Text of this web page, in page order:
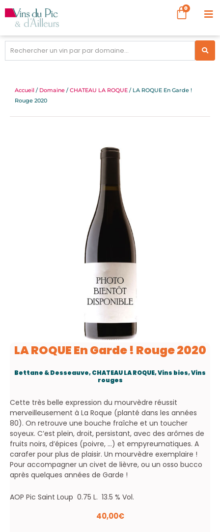
au
contenu
0
Accueil / Domaine / CHATEAU LA ROQUE / LA ROQUE En Garde !
Rouge 2020
LA ROQUE En Garde ! Rouge 2020
Bettane & Desseauve,CHATEAU LA ROQUE,Vins bios,Vins
rouges
Cette très belle expression du mourvèdre réussit
merveilleusement à La Roque (planté dans les années
80). On retrouve une bouche fraîche et un toucher
soyeux. C’est plein, droit, persistant, avec des arômes de
fruits noirs, d’épices (poivre, …) et empyreumatiques. A
carafer pour plus de plaisir. Un mourvèdre exemplaire !
Pour accompagner un civet de lièvre, ou un osso bucco
après quelques années de Garde !
AOP Pic Saint Loup 0.75 L. 13.5 % Vol.
40,00€